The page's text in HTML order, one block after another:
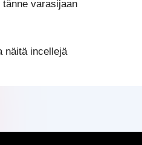
varasijaan
näitä incellejä